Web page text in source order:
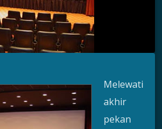
Melewati
akhir
pekan